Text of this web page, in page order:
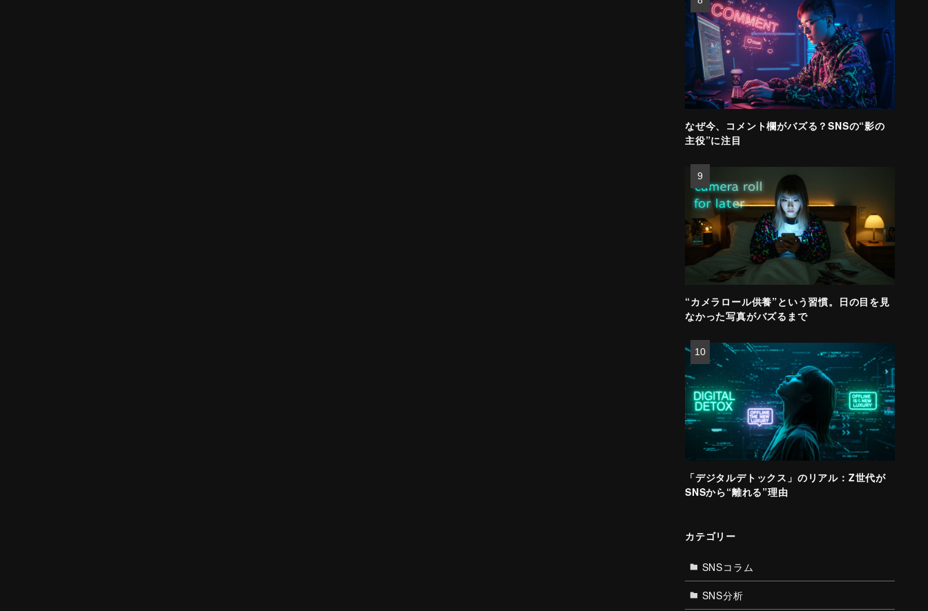
なぜ今、コメント欄がバズる？SNSの“影の
主役”に注目
“カメラロール供養”という習慣。日の目を見
なかった写真がバズるまで
「デジタルデトックス」のリアル：Z世代が
SNSから“離れる”理由
カテゴリー
SNSコラム
SNS分析